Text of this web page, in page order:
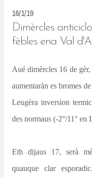
16/1/19
Dimèrcles
fèbles ena Val
Aué dimèrcles 16 de
aumentaràn es bromes
Leugèra inversion
des normaus (-2°/11° en
Eth dijaus 17, serà
quauque clar